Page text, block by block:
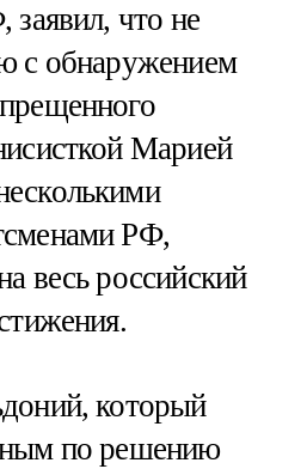
заявил, что не
с обнаружением
Марией
РФ,
весь российский
который
по решению